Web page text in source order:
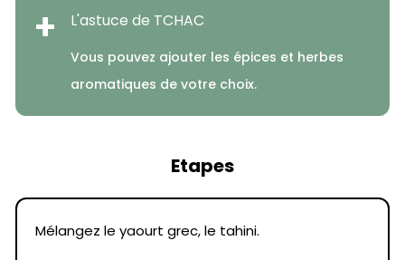
+ L'astuce de TCHAC
Vous pouvez ajouter les épices et herbes
aromatiques de votre choix.
Etapes
Mélangez le yaourt grec, le tahini.